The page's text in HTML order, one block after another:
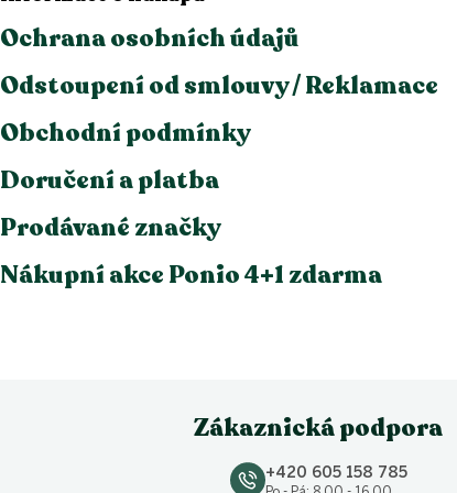
Ochrana osobních údajů
Odstoupení od smlouvy / Reklamace
Obchodní podmínky
Doručení a platba
Prodávané značky
Nákupní akce Ponio 4+1 zdarma
Zákaznická podpora
+420 605 158 785